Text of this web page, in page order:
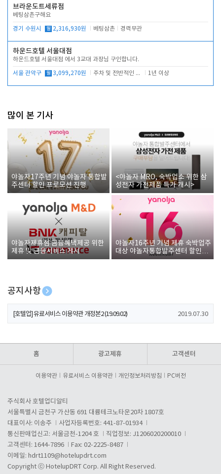
브라운도트세류점
베팅삼촌구해요
경기 수원시 월 2,316,930원 베팅삼촌 경력무관
하운드호텔 서울대점
하운드호텔 서울대점 에서 3교대 과장님 구인합니다.
서울 관악구 월 3,099,270원 주차 및 전반적인 당번업무 1년 이상
많이 본 기사
야놀자17주년 기념 야놀자 통합발
주센터 할인 프로모션 진행
<야놀자 MRO, 숙박업소 위한 삼
성전자 가전제품 특가 개시>
야놀자제휴점 금융혜택제공 위한
제휴 및 금융서비스 게시
야놀자16주년 기념 제휴 숙박업주
대상 야놀자통합발주센터 할인쿠
폰 증정
공지사항
[호텔업] 개인정보 처리방침 개정본1 (19.09.02)
[호텔업] 유료서비스 이용약관 개정본2 (19.09.02) 2019.07.30
홈 광고제휴 고객센터
이용약관 유료서비스 이용약관 개인정보처리방침 PC버전
주식회사 호텔업디알티
서울특별시 금천구 가산동 691 대륭테크노타운20차 1807호
대표이사: 이송주
사업자등록번호: 441-87-01934
통신판매업신고: 서울금천-1204 호
직업정보: J1206020200010
고객센터: 1644-7896
Fax: 02-2225-8487
이메일: hdrt1109@hotelupdrt.com
Copyright ⓒ HotelupDRT Corp. All Right Reserved.